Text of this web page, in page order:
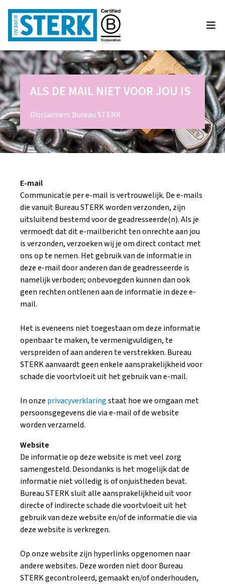
ALS DE MAIL NIET VOOR JOU IS
Disclaimers Bureau STERK
E-mail
Communicatie per e-mail is vertrouwelijk. De e-mails
die vanuit Bureau STERK worden verzonden, zijn
uitsluitend bestemd voor de geadresseerde(n). Als je
vermoedt dat dit e-mailbericht ten onrechte aan jou
is verzonden, verzoeken wij je om direct contact met
ons op te nemen. Het gebruik van de informatie in
deze e-mail door anderen dan de geadresseerde is
namelijk verboden; onbevoegden kunnen dan ook
geen rechten ontlenen aan de informatie in deze e-
mail.
Het is eveneens niet toegestaan om deze informatie
openbaar te maken, te vermenigvuldigen, te
verspreiden of aan anderen te verstrekken. Bureau
STERK aanvaardt geen enkele aansprakelijkheid voor
schade die voortvloeit uit het gebruik van e-mail.
In onze privacyverklaringstaat hoe we omgaan met
persoonsgegevens die via e-mail of de website
worden verzameld.
Website
De informatie op deze website is met veel zorg
samengesteld. Desondanks is het mogelijk dat de
informatie niet volledig is of onjuistheden bevat.
Bureau STERK sluit alle aansprakelijkheid uit voor
directe of indirecte schade die voortvloeit uit het
gebruik van deze website en/of de informatie die via
deze website is verkregen.
Op onze website zijn hyperlinks opgenomen naar
andere websites. Deze worden niet door Bureau
STERK gecontroleerd, gemaakt en/of onderhouden,